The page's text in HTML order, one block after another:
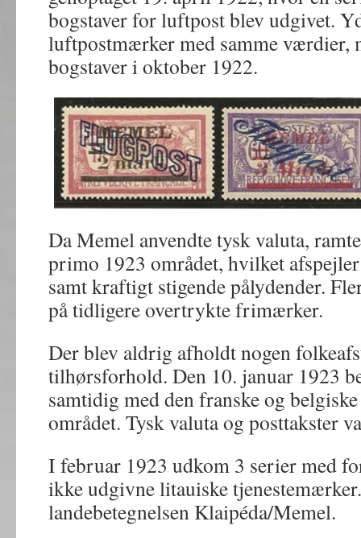
bogstaver for luftpost blev udgivet.
luftpostmærker med samme værdier,
bogstaver i oktober 1922.
Da Memel anvendte tysk valuta,
primo 1923 området, hvilket
samt kraftigt stigende pålydender.
på tidligere overtrykte frimærker.
Der blev aldrig afholdt nogen
tilhørsforhold. Den 10. januar 1923
samtidig med den franske og
området. Tysk valuta og posttakster
I februar 1923 udkom 3 serier med
ikke udgivne litauiske
landebetegnelsen Klaipéda/Memel.